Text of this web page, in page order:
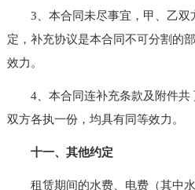
3、本合同未尽事宜，甲、乙双
定，补充协议是本合同不可分割的
效力。
4、本合同连补充条款及附件共
双方各执一份，均具有同等效力。
十一、其他约定
租赁期间的水费、电费（其中水